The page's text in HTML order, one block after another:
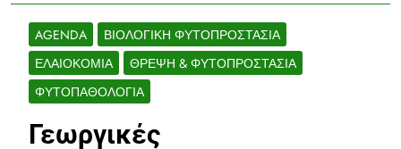
AGENDA
ΒΙΟΛΟΓΙΚΉ ΦΥΤΟΠΡΟΣΤΑΣΊΑ
ΕΛΑΙΟΚΟΜΊΑ
ΘΡΕΨΗ & ΦΥΤΟΠΡΟΣΤΑΣΊΑ
ΦΥΤΟΠΑΘΟΛΟΓΊΑ
Γεωργικές